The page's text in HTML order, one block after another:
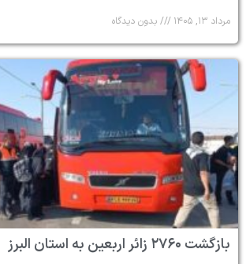
مرداد ۱۳, ۱۴۰۵ بدون دیدگاه
بازگشت ۲۷۶۰ زائر اربعین به استان البرز